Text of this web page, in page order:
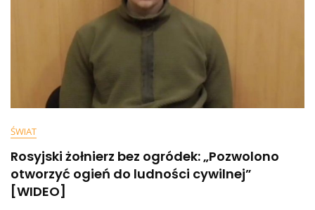
ŚWIAT
Rosyjski żołnierz bez ogródek: „Pozwolono
otworzyć ogień do ludności cywilnej”
[WIDEO]